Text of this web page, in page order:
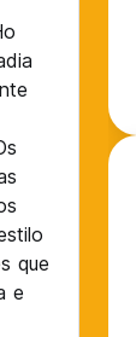
que
e